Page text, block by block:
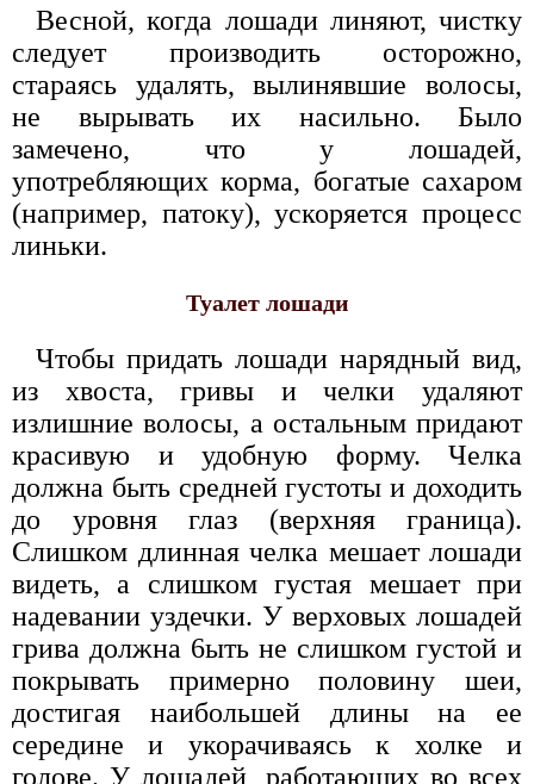
Весной, когда лошади линяют, чистку
следует производить осторожно,
стараясь удалять, вылинявшие волосы,
не вырывать их насильно. Было
замечено, что у лошадей,
употребляющих корма, богатые сахаром
(например, патоку), ускоряется процесс
линьки.
Туалет лошади
Чтобы придать лошади нарядный вид,
из хвоста, гривы и челки удаляют
излишние волосы, а остальным придают
красивую и удобную форму. Челка
должна быть средней густоты и доходить
до уровня глаз (верхняя граница).
Слишком длинная челка мешает лошади
видеть, а слишком густая мешает при
надевании уздечки. У верховых лошадей
грива должна 6ыть не слишком густой и
покрывать примерно половину шеи,
достигая наибольшей длины на ее
середине и укорачиваясь к холке и
голове. У лошадей, работающих во всех